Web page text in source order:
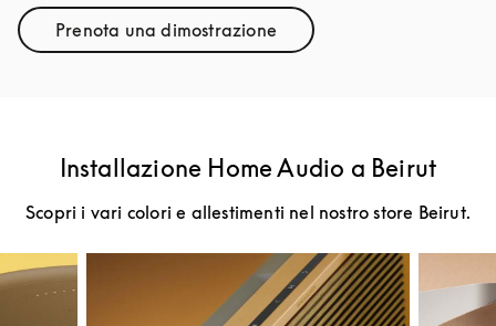
Prenota una dimostrazione
Link Opens in New Tab
Installazione Home Audio a Beirut
Scopri i vari colori e allestimenti nel nostro store Beirut.